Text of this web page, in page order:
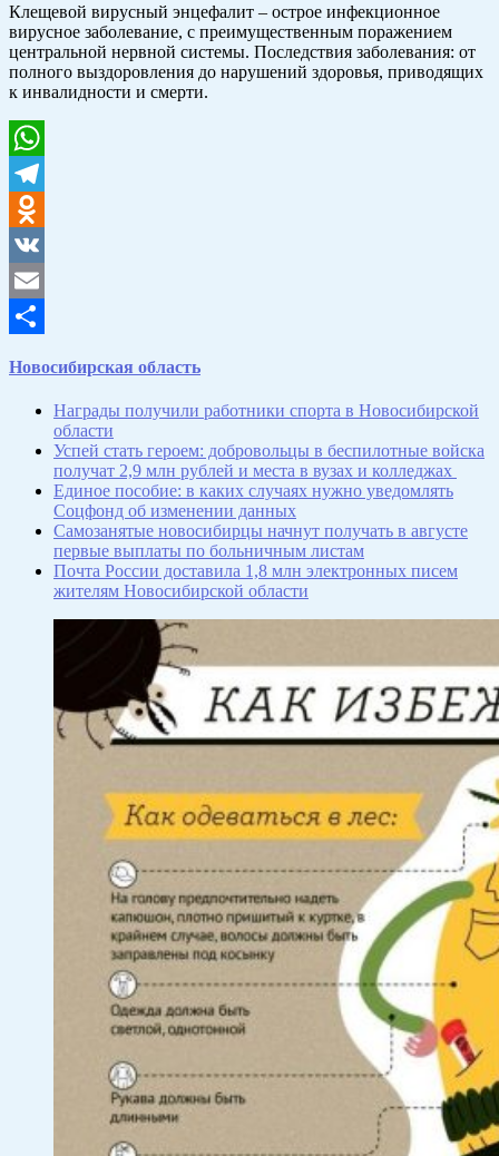
Клещевой вирусный энцефалит – острое инфекционное
вирусное заболевание, с преимущественным поражением
центральной нервной системы. Последствия заболевания: от
полного выздоровления до нарушений здоровья, приводящих
к инвалидности и смерти.
WhatsApp
Telegram
Odnoklassniki
VK
Email
Новосибирская область
Награды получили работники спорта в Новосибирской
области
Успей стать героем: добровольцы в беспилотные войска
получат 2,9 млн рублей и места в вузах и колледжах
Единое пособие: в каких случаях нужно уведомлять
Соцфонд об изменении данных
Самозанятые новосибирцы начнут получать в августе
первые выплаты по больничным листам
Почта России доставила 1,8 млн электронных писем
жителям Новосибирской области